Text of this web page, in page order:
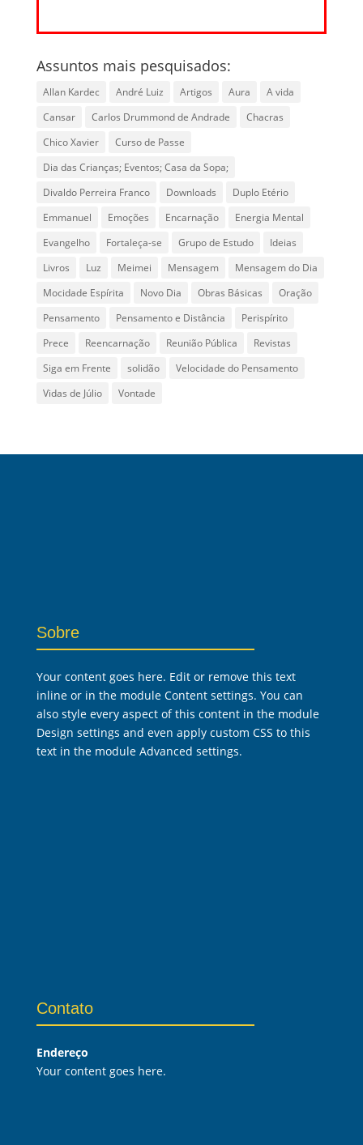
Assuntos mais pesquisados:
Allan Kardec André Luiz Artigos Aura
A vida
Cansar
Carlos Drummond de Andrade
Chacras
Chico Xavier
Curso de Passe
Dia das Crianças; Eventos; Casa da Sopa;
Divaldo Perreira Franco
Downloads
Duplo Etério
Emmanuel
Emoções Encarnação
Energia Mental
Evangelho
Fortaleça-se Grupo de Estudo
Ideias
Livros
Luz Meimei Mensagem
Mensagem do Dia
Mocidade Espírita
Novo Dia Obras Básicas
Oração
Pensamento
Pensamento e Distância
Perispírito
Prece
Reencarnação Reunião Pública
Revistas
Siga em Frente
solidão
Velocidade do Pensamento
Vidas de Júlio
Vontade
Sobre
Your content goes here. Edit or remove this text
inline or in the module Content settings. You can
also style every aspect of this content in the module
Design settings and even apply custom CSS to this
text in the module Advanced settings.
Contato
Endereço
Your content goes here.